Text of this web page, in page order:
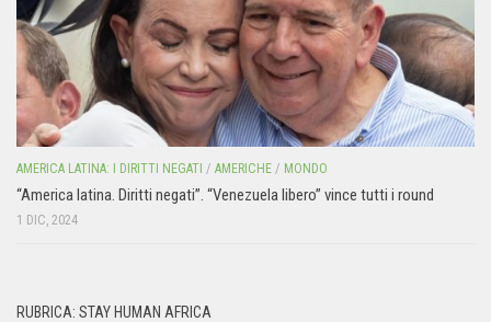
AMERICA LATINA: I DIRITTI NEGATI / AMERICHE / MONDO
“America latina. Diritti negati”. “Venezuela libero” vince tutti i round
1 DIC, 2024
RUBRICA: STAY HUMAN AFRICA